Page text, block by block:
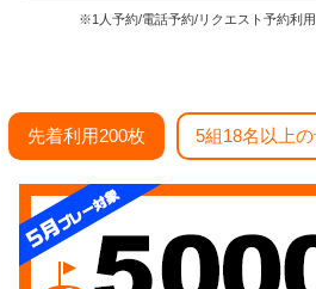
※1人予約/電話予約/リクエスト予約利
先着利用200枚 5組18名以上